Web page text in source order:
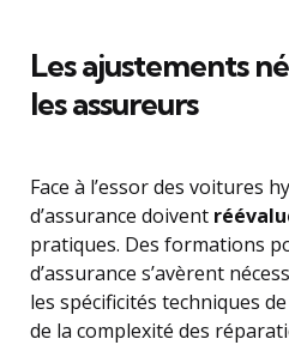
Les ajustements
les assureurs
Face à l’essor des voitures
d’assurance doivent
pratiques. Des formations
d’assurance s’avèrent
les spécificités techniques
de la complexité des